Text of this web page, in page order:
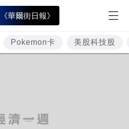
華爾街日報》
Pokemon卡 美股科技股